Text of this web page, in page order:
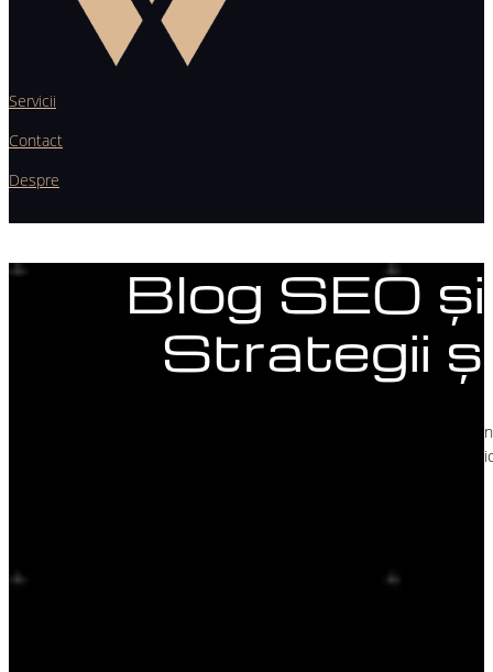
Servicii
Contact
Despre
Blog SEO
Strategii
Descoperă cele mai noi articole, ghiduri și strategii de SEO și
special profesioniștilor din domeniul medical. Crește vizibilitatea